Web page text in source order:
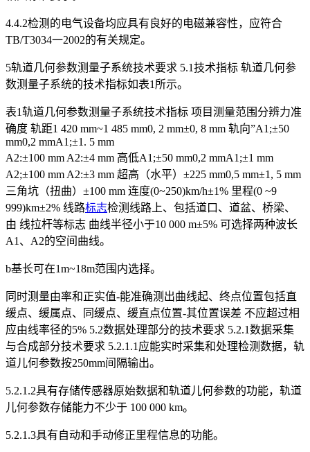
4.4.2检测的电气设备均应具有良好的电磁兼容性，应符合
TB/T3034一2002的有关规定。
5轨道几何参数测量子系统技术要求 5.1技术指标 轨道几何参
数测量子系统的技术指标如表1所示。
表1轨道几何参数测量子系统技术指标 项目测量范围分辨力准
确度 轨距1 420 mm~1 485 mm0, 2 mm±0, 8 mm 轨向”A1;±50
mm0,2 mmA1;±1. 5 mm
A2:±100 mm A2:±4 mm 高低A1;±50 mm0,2 mmA1;±1 mm
A2;±100 mm A2:±3 mm 超高（水平）±225 mm0,5 mm±1, 5 mm
三角坑（扭曲）±100 mm 连度(0~250)km/h±1% 里程(0 ~9
999)km±2% 线路标志检测线路上、包括道口、道盆、桥梁、
由 线拉杆等标志 曲线半径小于10 000 m±5% 可选择两种波长
A1、A2的空间曲线。
b基长可在1m~18m范围内选择。
同时测量由率和正实值-能准确测出曲线起、终点位置包括直
缓点、缓属点、同缓点、缓直点位置-其位置误差 不应超过相
应由线率径的5% 5.2数据处理部分的技术要求 5.2.1数据采集
与合成部分技术要求 5.2.1.1应能实时采集和处理检测数据，轨
道儿何参数按250mm间隔输出。
5.2.1.2具有存储传感器原始数据和轨道儿何参数的功能，轨道
儿何参数存储能力不少于 100 000 km。
5.2.1.3具有自动和手动修正里程信息的功能。